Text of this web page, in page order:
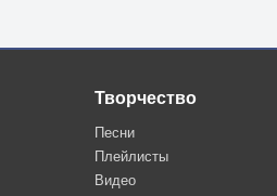
Творчество
Песни
Плейлисты
Видео